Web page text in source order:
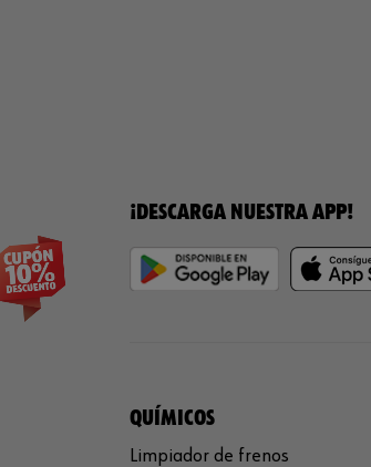
¡DESCARGA NUESTRA APP!
QUÍMICOS
Limpiador de frenos